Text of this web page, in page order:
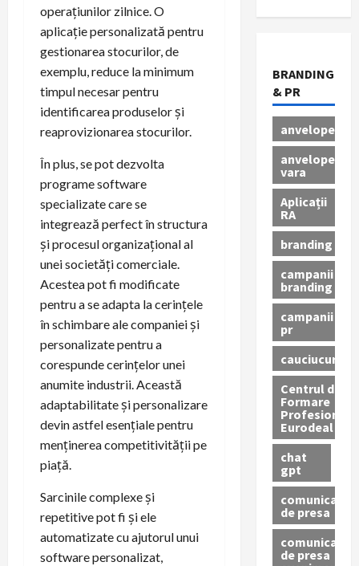
operațiunilor zilnice. O
aplicație personalizată pentru
gestionarea stocurilor, de
exemplu, reduce la minimum
timpul necesar pentru
identificarea produselor și
reaprovizionarea stocurilor.
În plus, se pot dezvolta
programe software
specializate care se
integrează perfect în structura
și procesul organizațional al
unei societăți comerciale.
Acestea pot fi modificate
pentru a se adapta la cerințele
în schimbare ale companiei și
personalizate pentru a
corespunde cerințelor unei
anumite industrii. Această
adaptabilitate și personalizare
devin astfel esențiale pentru
menținerea competitivității pe
piață.
Sarcinile complexe și
repetitive pot fi și ele
automatizate cu ajutorul unui
software personalizat,
BRANDING
& PR
anvelope
anvelope
vara
Aplicații
RA
branding
campanii
branding
campanii
pr
cauciucuri
Centrul de
Formare
Profesionala
Eurodeal
chat
gpt
comunicat
de presa
comunicat
de presa